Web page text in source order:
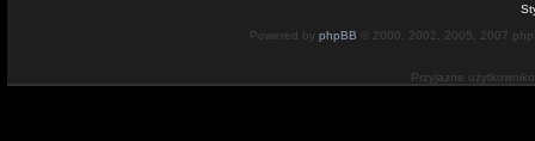
Powered by phpBB © 2000, 2002, 2005, 2007
Przyjazne